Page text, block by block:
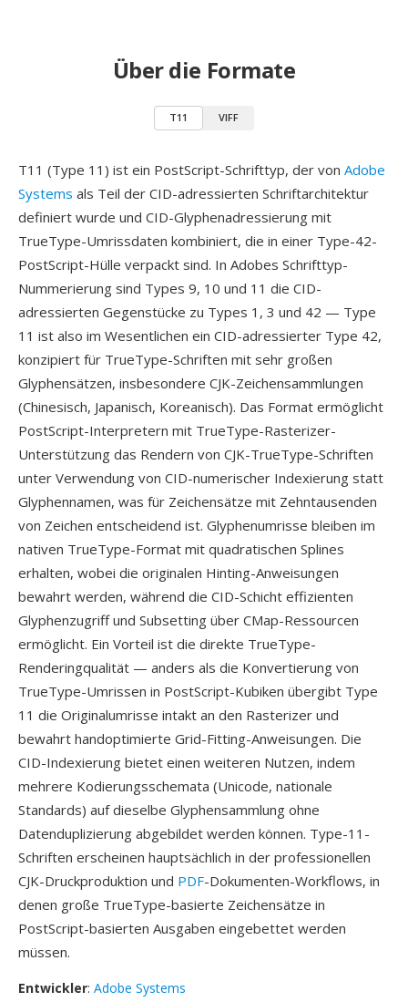
Über die Formate
T11 VIFF
T11 (Type 11) ist ein PostScript-Schrifttyp, der von Adobe
Systems als Teil der CID-adressierten Schriftarchitektur
definiert wurde und CID-Glyphenadressierung mit
TrueType-Umrissdaten kombiniert, die in einer Type-42-
PostScript-Hülle verpackt sind. In Adobes Schrifttyp-
Nummerierung sind Types 9, 10 und 11 die CID-
adressierten Gegenstücke zu Types 1, 3 und 42 — Type
11 ist also im Wesentlichen ein CID-adressierter Type 42,
konzipiert für TrueType-Schriften mit sehr großen
Glyphensätzen, insbesondere CJK-Zeichensammlungen
(Chinesisch, Japanisch, Koreanisch). Das Format ermöglicht
PostScript-Interpretern mit TrueType-Rasterizer-
Unterstützung das Rendern von CJK-TrueType-Schriften
unter Verwendung von CID-numerischer Indexierung statt
Glyphennamen, was für Zeichensätze mit Zehntausenden
von Zeichen entscheidend ist. Glyphenumrisse bleiben im
nativen TrueType-Format mit quadratischen Splines
erhalten, wobei die originalen Hinting-Anweisungen
bewahrt werden, während die CID-Schicht effizienten
Glyphenzugriff und Subsetting über CMap-Ressourcen
ermöglicht. Ein Vorteil ist die direkte TrueType-
Renderingqualität — anders als die Konvertierung von
TrueType-Umrissen in PostScript-Kubiken übergibt Type
11 die Originalumrisse intakt an den Rasterizer und
bewahrt handoptimierte Grid-Fitting-Anweisungen. Die
CID-Indexierung bietet einen weiteren Nutzen, indem
mehrere Kodierungsschemata (Unicode, nationale
Standards) auf dieselbe Glyphensammlung ohne
Datenduplizierung abgebildet werden können. Type-11-
Schriften erscheinen hauptsächlich in der professionellen
CJK-Druckproduktion und PDF-Dokumenten-Workflows, in
denen große TrueType-basierte Zeichensätze in
PostScript-basierten Ausgaben eingebettet werden
müssen.
Entwickler: Adobe Systems